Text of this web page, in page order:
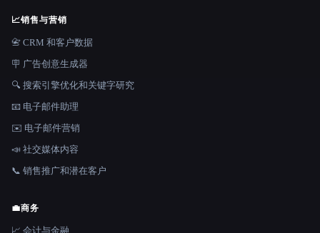
📈销售与营销
📇 CRM 和客户数据
🪧 广告创意生成器
🔍 搜索引擎优化和关键字研究
📧 电子邮件助理
✉️ 电子邮件营销
📣 社交媒体内容
📞 销售推广和潜在客户
💼商务
📈 会计与金融